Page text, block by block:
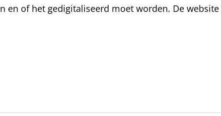
en of het gedigitaliseerd moet worden. De